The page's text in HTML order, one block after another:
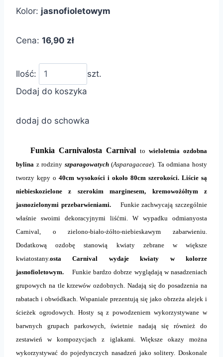
Kolor: jasnofioletowym
Cena: 16,90 zł
Ilość:
szt.
Dodaj do koszyka
dodaj do schowka
Funkia Carnivalosta Carnival to wieloletnia ozdobna
bylina z rodziny szparagowatych(Asparagaceae). Ta odmiana hosty
tworzy kępy o 40cm wysokości i około 80cm szerokości. Liście są
niebieskozielone z szerokim marginesem, kremowożółtym z
jasnozielonymi przebarwieniami.Funkie zachwycają szczególnie
właśnie swoimi dekoracyjnymi liśćmi. W wypadku odmianyosta
Carnival, o zielono-biało-żółto-niebieskawym zabarwieniu.
Dodatkową ozdobę stanowią kwiaty zebrane w większe
kwiatostany.osta Carnival wydaje kwiaty w kolorze
jasnofioletowym.
Funkie bardzo dobrze wyglądają w nasadzeniach
grupowych na tle krzewów ozdobnych. Nadają się do posadzenia na
rabatach i obwódkach. Wspaniale prezentują się jako obrzeża alejek i
ścieżek ogrodowych. Hosty są z powodzeniem wykorzystywane w
barwnych grupach parkowych, świetnie nadają się również do
zestawień w kompozycjach z iglakami. Większe okazy można
wykorzystywać do pojedynczych nasadzeń jako solitery. Doskonale